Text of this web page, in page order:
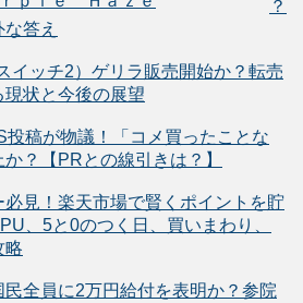
？
答え
イッチ2）ゲリラ販売開始か？転売
状と今後の展望
稿が物議！「コメ買ったことな
？【PRとの線引きは？】
見！楽天市場で賢くポイントを貯
、5と0のつく日、買いまわり、
略
民全員に2万円給付を表明か？参院